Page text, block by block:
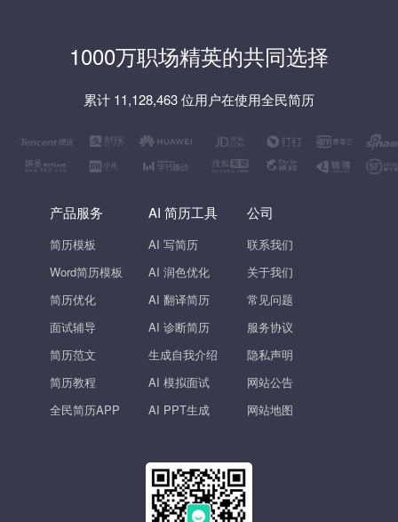
1000万职场精英的共同选择
累计 11,128,463 位用户在使用全民简历
产品服务
简历模板
Word简历模板
简历优化
面试辅导
简历范文
简历教程
全民简历APP
AI 简历工具
AI 写简历
AI 润色优化
AI 翻译简历
AI 诊断简历
生成自我介绍
AI 模拟面试
AI PPT生成
公司
联系我们
关于我们
常见问题
服务协议
隐私声明
网站公告
网站地图